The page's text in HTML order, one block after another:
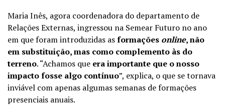
Maria Inês, agora coordenadora do departamento de
Relações Externas, ingressou na Semear Futuro no ano
em que foram introduzidas asformações online, não
em substituição, mas como complemento às do
terreno. “Achamos que era importante que o nosso
impacto fosse algo contínuo”, explica, o que se tornava
inviável com apenas algumas semanas de formações
presenciais anuais.